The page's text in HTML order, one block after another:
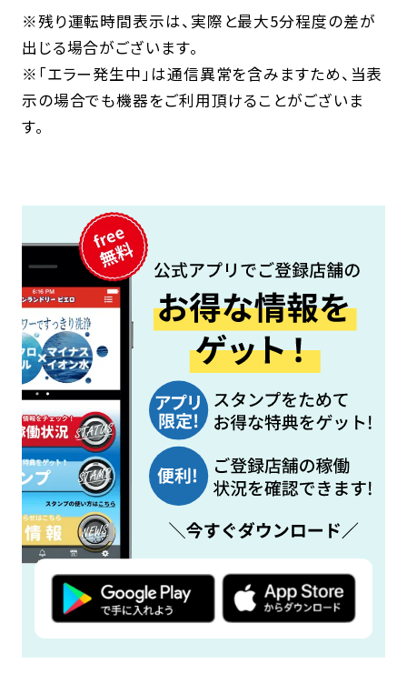
※残り運転時間表示は、実際と最大5分程度の差が
出じる場合がございます。
※「エラー発生中」は通信異常を含みますため、当表
示の場合でも機器をご利用頂けることがございま
す。